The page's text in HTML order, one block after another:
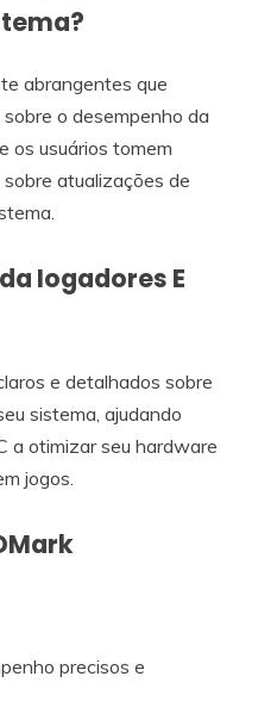
abrangentes que
o desempenho da
os usuários tomem
atualizações de
Iogadores E
e detalhados sobre
sistema, ajudando
a otimizar seu hardware
jogos.
precisos e